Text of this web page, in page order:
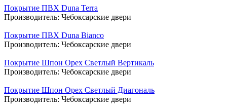
Покрытие ПВХ Duna Terra
Производитель: Чебоксарские двери
Покрытие ПВХ Duna Bianco
Производитель: Чебоксарские двери
Покрытие Шпон Орех Светлый Вертикаль
Производитель: Чебоксарские двери
Покрытие Шпон Орех Светлый Диагональ
Производитель: Чебоксарские двери